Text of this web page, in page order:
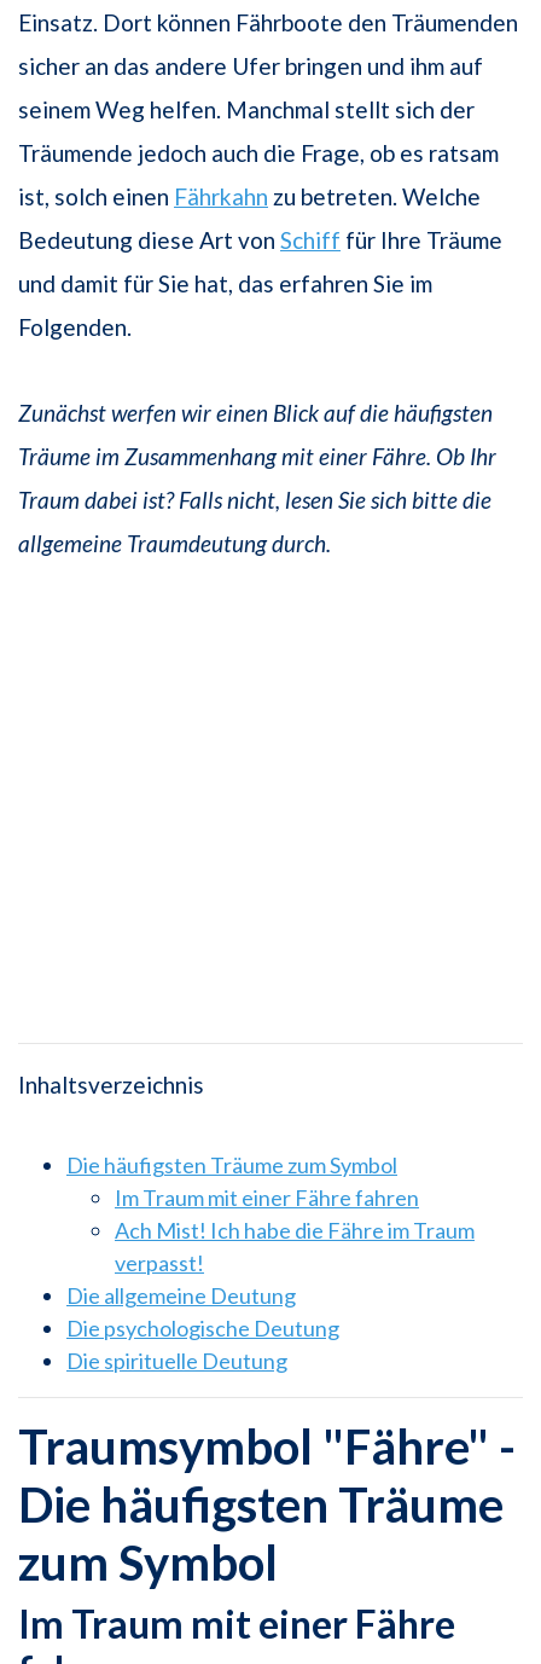
Einsatz. Dort können Fährboote den Träumenden
sicher an das andere Ufer bringen und ihm auf
seinem Weg helfen. Manchmal stellt sich der
Träumende jedoch auch die Frage, ob es ratsam
ist, solch einen Fährkahn zu betreten. Welche
Bedeutung diese Art von Schiff für Ihre Träume
und damit für Sie hat, das erfahren Sie im
Folgenden.
Zunächst werfen wir einen Blick auf die häufigsten
Träume im Zusammenhang mit einer Fähre. Ob Ihr
Traum dabei ist? Falls nicht, lesen Sie sich bitte die
allgemeine Traumdeutung durch.
Inhaltsverzeichnis
Die häufigsten Träume zum Symbol
Im Traum mit einer Fähre fahren
Ach Mist! Ich habe die Fähre im Traum
verpasst!
Die allgemeine Deutung
Die psychologische Deutung
Die spirituelle Deutung
Traumsymbol "Fähre" -
Die häufigsten Träume
zum Symbol
Im Traum mit einer Fähre